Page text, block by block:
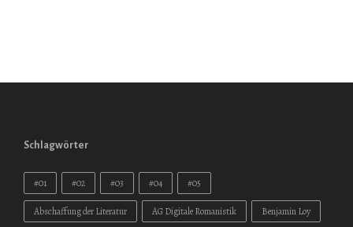
Schlagwörter
#01 #02 #03 #04 #05
Abschaffung der Literatur AG Digitale Romanistik Benjamin Loy